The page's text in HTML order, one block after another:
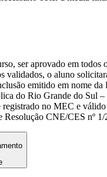
ser aprovado em todos
validados, o aluno
emitido em nome da
do Rio Grande do Sul
registrado no MEC e
Resolução CNE/CES nº 1/